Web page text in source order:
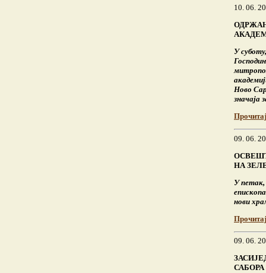
10. 06.
У
Ново
значаја
09. 06.
НА
У петак,
нови
09. 06.